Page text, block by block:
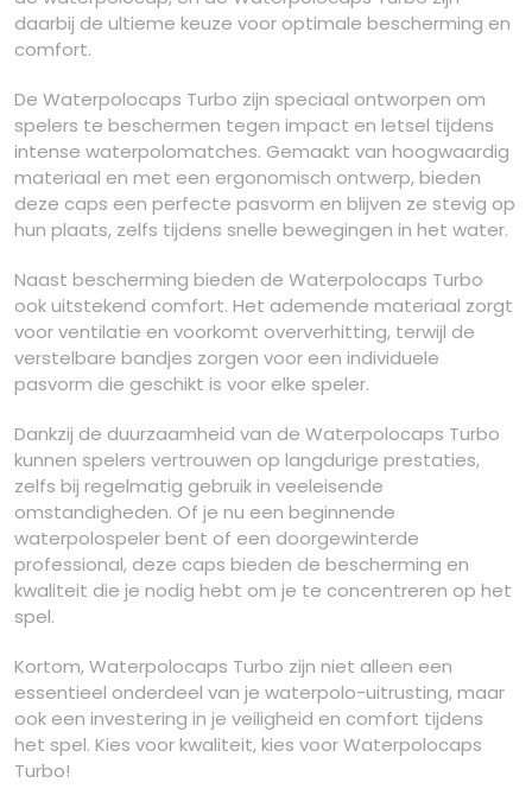
daarbij de ultieme keuze voor optimale bescherming en
comfort.
De Waterpolocaps Turbo zijn speciaal ontworpen om
spelers te beschermen tegen impact en letsel tijdens
intense waterpolomatches. Gemaakt van hoogwaardig
materiaal en met een ergonomisch ontwerp, bieden
deze caps een perfecte pasvorm en blijven ze stevig op
hun plaats, zelfs tijdens snelle bewegingen in het water.
Naast bescherming bieden de Waterpolocaps Turbo
ook uitstekend comfort. Het ademende materiaal zorgt
voor ventilatie en voorkomt oververhitting, terwijl de
verstelbare bandjes zorgen voor een individuele
pasvorm die geschikt is voor elke speler.
Dankzij de duurzaamheid van de Waterpolocaps Turbo
kunnen spelers vertrouwen op langdurige prestaties,
zelfs bij regelmatig gebruik in veeleisende
omstandigheden. Of je nu een beginnende
waterpolospeler bent of een doorgewinterde
professional, deze caps bieden de bescherming en
kwaliteit die je nodig hebt om je te concentreren op het
spel.
Kortom, Waterpolocaps Turbo zijn niet alleen een
essentieel onderdeel van je waterpolo-uitrusting, maar
ook een investering in je veiligheid en comfort tijdens
het spel. Kies voor kwaliteit, kies voor Waterpolocaps
Turbo!